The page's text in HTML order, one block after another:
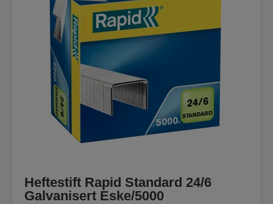
Heftestift Rapid Standard 24/6
Galvanisert Eske/5000